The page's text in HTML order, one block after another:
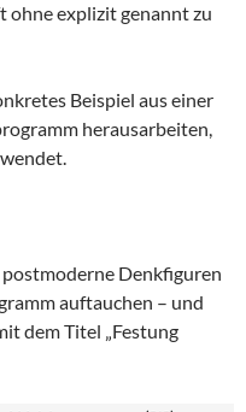
explizit genannt zu
Beispiel aus einer
herausarbeiten,
Denkfiguren
auftauchen – und
dem Titel „Festung